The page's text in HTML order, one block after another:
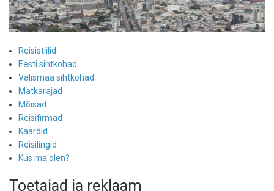
Reisistiilid
Eesti sihtkohad
Välismaa sihtkohad
Matkarajad
Mõisad
Reisifirmad
Kaardid
Reisilingid
Kus ma olen?
Toetajad ja reklaam